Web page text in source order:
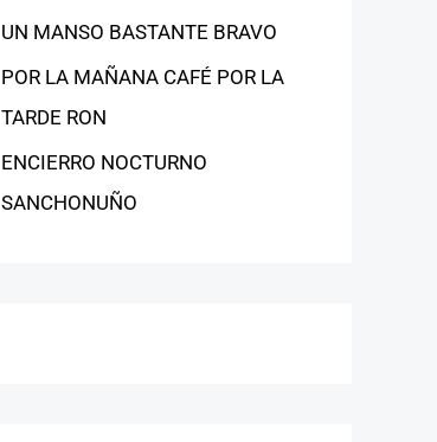
UN MANSO BASTANTE BRAVO
POR LA MAÑANA CAFÉ POR LA
TARDE RON
ENCIERRO NOCTURNO
SANCHONUÑO